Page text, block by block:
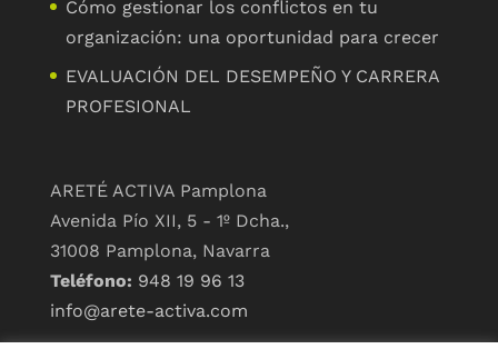
Cómo gestionar los conflictos en tu
organización: una oportunidad para crecer
EVALUACIÓN DEL DESEMPEÑO Y CARRERA
PROFESIONAL
ARETÉ ACTIVA Pamplona
Avenida Pío XII, 5 - 1º Dcha.,
31008 Pamplona, Navarra
Teléfono: 948 19 96 13
info@arete-activa.com